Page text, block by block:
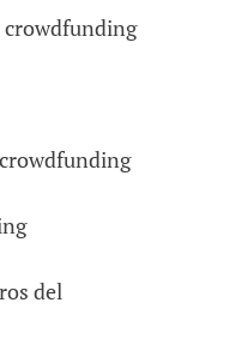
crowdfunding
del